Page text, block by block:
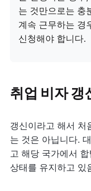
는 것만으로는 충
계속 근무하는 경
신청해야 합니다.
취업 비자 갱
갱신이라고 해서 처
는 것은 아닙니다.
고 해당 국가에서
상태를 유지하고 있